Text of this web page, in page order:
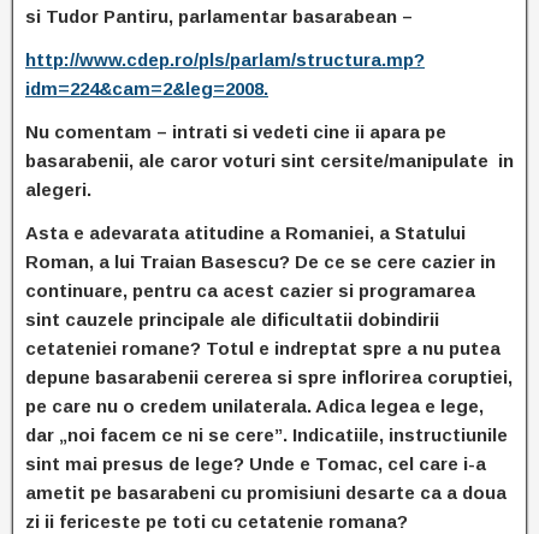
si Tudor Pantiru, parlamentar basarabean –
http://www.cdep.ro/pls/parlam/structura.mp?
idm=224&cam=2&leg=2008.
Nu comentam – intrati si vedeti cine ii apara pe
basarabenii, ale caror voturi sint cersite/manipulate in
alegeri.
Asta e adevarata atitudine a Romaniei, a Statului
Roman, a lui Traian Basescu? De ce se cere cazier in
continuare, pentru ca acest cazier si programarea
sint cauzele principale ale dificultatii dobindirii
cetateniei romane? Totul e indreptat spre a nu putea
depune basarabenii cererea si spre inflorirea coruptiei,
pe care nu o credem unilaterala. Adica legea e lege,
dar „noi facem ce ni se cere”. Indicatiile, instructiunile
sint mai presus de lege? Unde e Tomac, cel care i-a
ametit pe basarabeni cu promisiuni desarte ca a doua
zi ii fericeste pe toti cu cetatenie romana?